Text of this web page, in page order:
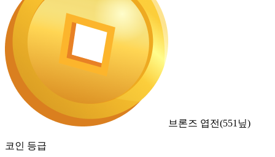
브론즈 엽전(551 닢)
코인 등급